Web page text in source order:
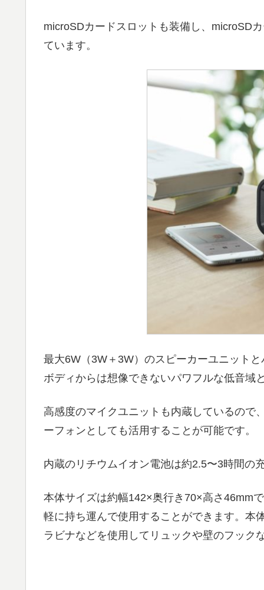
microSDカードスロットも装備し、microSD
ています。
最大6W（3W＋3W）のスピーカーユニット
ボディからは想像できないパワフルな低音域
高感度のマイクユニットも内蔵しているので
ーフォンとしても活用することが可能です。
内蔵のリチウムイオン電池は約2.5〜3時間の
本体サイズは約幅142×奥行き70×高さ46mm
軽に持ち運んで使用することができます。本
ラビナなどを使用してリュックや壁のフック